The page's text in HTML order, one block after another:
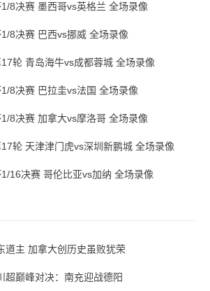
8决赛 墨西哥vs英格兰 全场录像
8决赛 巴西vs挪威 全场录像
轮 青岛海牛vs成都蓉城 全场录像
8决赛 巴拉圭vs法国 全场录像
8决赛 加拿大vs摩洛哥 全场录像
轮 天津津门虎vs深圳新鹏城 全场录像
16决赛 哥伦比亚vs加纳 全场录像
道主 加拿大创历史虽败犹荣
超巅峰对决：南充迎战德阳